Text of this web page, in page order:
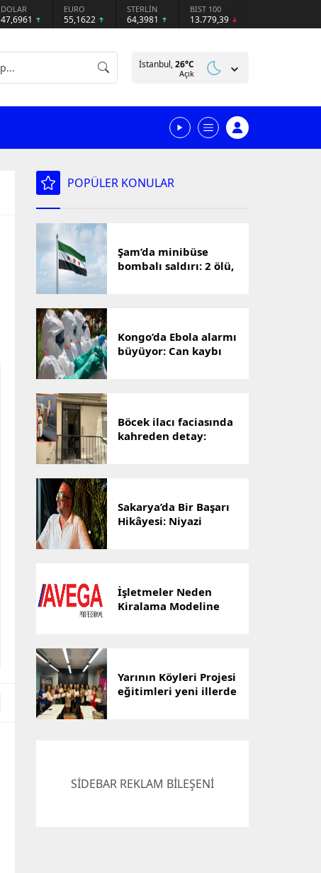
DOLAR
47,6961
EURO
55,1622
STERLİN
64,3981
BIST 100
13.779,39
İstanbul,26°C
Açık
POPÜLER KONULAR
Şam’da minibüse
bombalı saldırı: 2 ölü,
Kongo’da Ebola alarmı
büyüyor: Can kaybı
Böcek ilacı faciasında
kahreden detay:
Sakarya’da Bir Başarı
Hikâyesi: Niyazi
İşletmeler Neden
Kiralama Modeline
Yarının Köyleri Projesi
eğitimleri yeni illerde
SİDEBAR REKLAM BİLEŞENİ